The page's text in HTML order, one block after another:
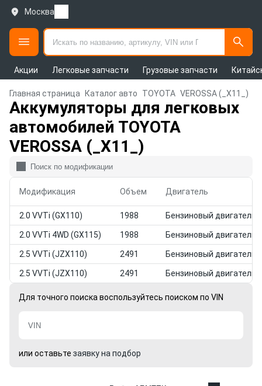
Москва
Акции Легковые запчасти Грузовые запчасти
Главная страница Каталог авто TOYOTA VEROSSA (_X11_)
Аккумуляторы для легковых
автомобилей TOYOTA
VEROSSA (_X11_)
Модификация Объем Двигатель
2.0 VVTi (GX110) 1988 Бензиновый двигатель
2.0 VVTi 4WD (GX115) 1988 Бензиновый двигатель
2.5 VVTi (JZX110) 2491 Бензиновый двигатель
2.5 VVTi (JZX110) 2491 Бензиновый двигатель
Для точного поиска воспользуйтесь поиском по VIN
или оставьте заявку на подбор